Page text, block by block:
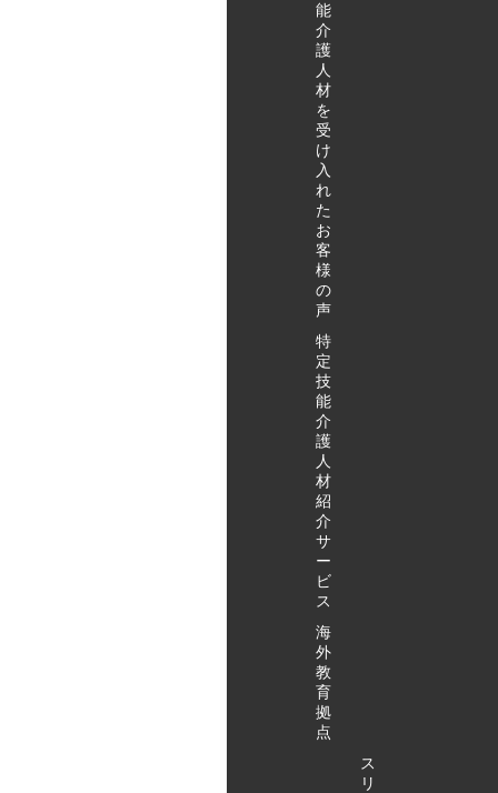
能
介
護
人
材
を
受
け
入
れ
た
お
客
様
の
声
特
定
技
能
介
護
人
材
紹
介
サ
ー
ビ
ス
海
外
教
育
拠
点
ス
リ